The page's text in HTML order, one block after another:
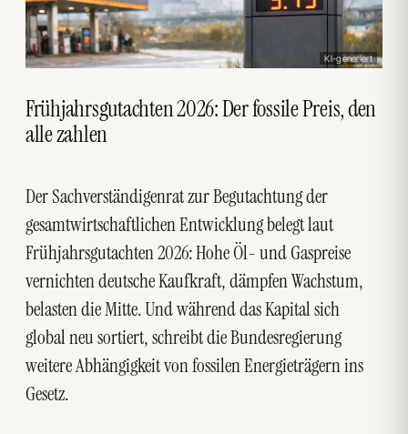
KI-generiert
Frühjahrsgutachten 2026: Der fossile Preis, den
alle zahlen
Der Sachverständigenrat zur Begutachtung der
gesamtwirtschaftlichen Entwicklung belegt laut
Frühjahrsgutachten 2026: Hohe Öl- und Gaspreise
vernichten deutsche Kaufkraft, dämpfen Wachstum,
belasten die Mitte. Und während das Kapital sich
global neu sortiert, schreibt die Bundesregierung
weitere Abhängigkeit von fossilen Energieträgern ins
Gesetz.